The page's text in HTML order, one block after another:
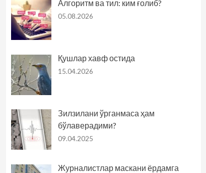
Алгоритм ва тил: ким ғолиб?
05.08.2026
Қушлар хавф остида
15.04.2026
Зилзилани ўрганмаса ҳам
бўлаверадими?
09.04.2025
Журналистлар маскани ёрдамга